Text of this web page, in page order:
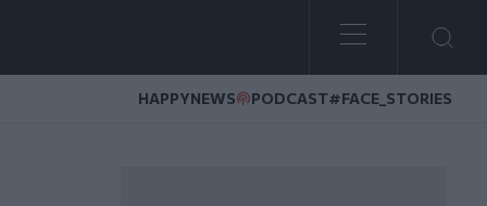
HAPPYNEWS PODCAST#FACE_STORIES